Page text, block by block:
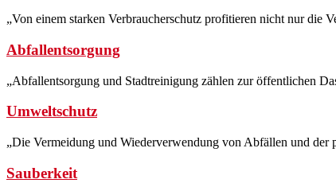
„Von einem starken Verbraucherschutz profitieren nicht nur die
Abfallentsorgung
„Abfallentsorgung und Stadtreinigung zählen zur öffentlichen
Umweltschutz
„Die Vermeidung und Wiederverwendung von Abfällen und
Sauberkeit